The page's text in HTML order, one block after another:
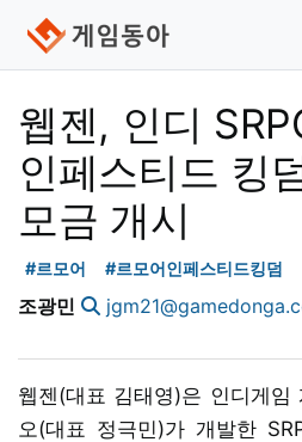
웹젠, 인디
인페스티드 킹
모금 개시
#르모어 #르모어인페스티드킹덤
조광민
웹젠(대표 김태영)은 인디게임
오(대표 정극민)가 개발한